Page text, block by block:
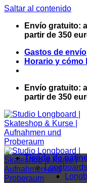
Saltar al contenido
Envío gratuito:
partir de 350
Gastos de envío
Horario y cómo
Envío gratuito:
partir de 350
Tienda de
Longboards